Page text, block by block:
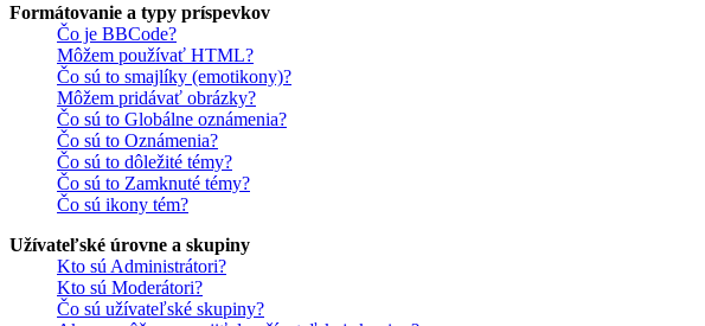
Formátovanie a typy príspevkov
Čo je BBCode?
Môžem používať HTML?
Čo sú to smajlíky (emotikony)?
Môžem pridávať obrázky?
Čo sú to Globálne oznámenia?
Čo sú to Oznámenia?
Čo sú to dôležité témy?
Čo sú to Zamknuté témy?
Čo sú ikony tém?
Užívateľské úrovne a skupiny
Kto sú Administrátori?
Kto sú Moderátori?
Čo sú užívateľské skupiny?